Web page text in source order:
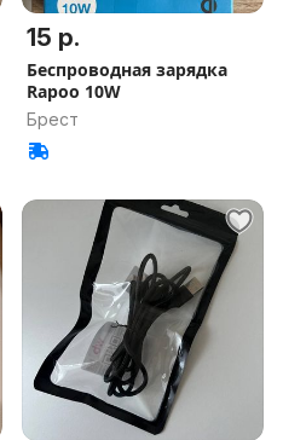
15 р.
Беспроводная зарядка
Rapoo 10W
Брест